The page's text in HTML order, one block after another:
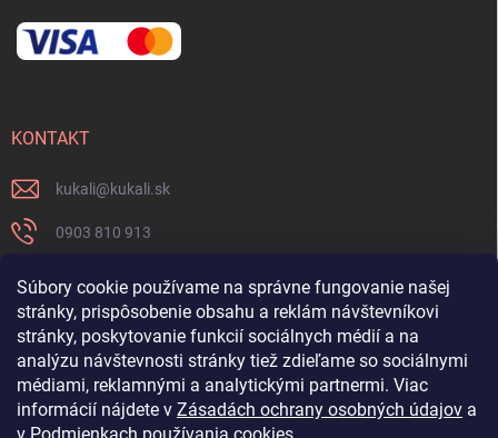
Súbory cookie používame na správne fungovanie našej
stránky, prispôsobenie obsahu a reklám návštevníkovi
stránky, poskytovanie funkcií sociálnych médií a na
analýzu návštevnosti stránky tiež zdieľame so sociálnymi
médiami, reklamnými a analytickými partnermi. Viac
informácií nájdete v Zásadách ochrany osobných údajov a
KONTAKT
kukali@kukali.sk
0903 810 913
Nenechajte si ujsť novinky a sledujte nás na FB
kukalishop